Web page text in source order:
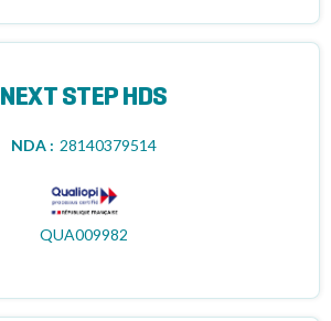
NEXT STEP HDS
NDA : 28140379514
QUA009982